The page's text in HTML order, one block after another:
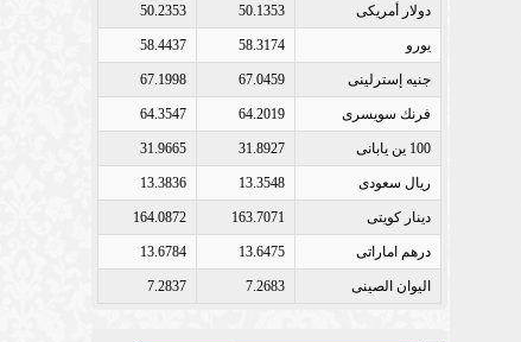
دولار أمريكى 50.1353
50.2353
يورو 58.3174
58.4437
جنيه إسترلينى 67.0459
67.1998
فرنك سويسرى 64.2019
64.3547
100 ين يابانى 31.8927
31.9665
ريال سعودى 13.3548
13.3836
دينار كويتى 163.7071
164.0872
درهم اماراتى 13.6475
13.6784
اليوان الصينى 7.2683
7.2837